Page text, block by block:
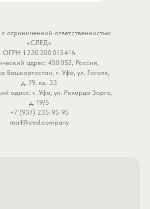
ограниченной ответственностью
«СЛЕД»
ОГРН 1 230 200 013 416
адрес: 450 052, Россия,
Башкортостан, г. Уфа, ул. Гоголя,
д. 79, кв. 33
адрес: г. Уфа, ул. Рихарда Зорге,
д. 19/5
+7 (937) 235-95-95
mail@sled.company